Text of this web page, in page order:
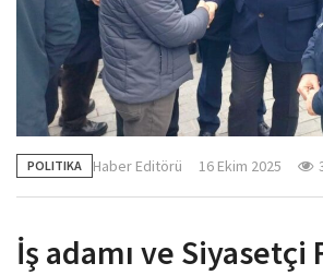
POLITIKA Haber Editörü 16 Ekim 2025
İş adamı ve Siyasetçi